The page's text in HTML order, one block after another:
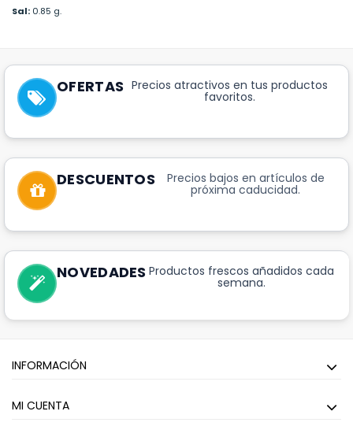
Sal: 0.85 g.
OFERTAS Precios atractivos en tus productos
favoritos.
DESCUENTOS Precios bajos en artículos de
próxima caducidad.
NOVEDADES Productos frescos añadidos cada
semana.
INFORMACIÓN
MI CUENTA